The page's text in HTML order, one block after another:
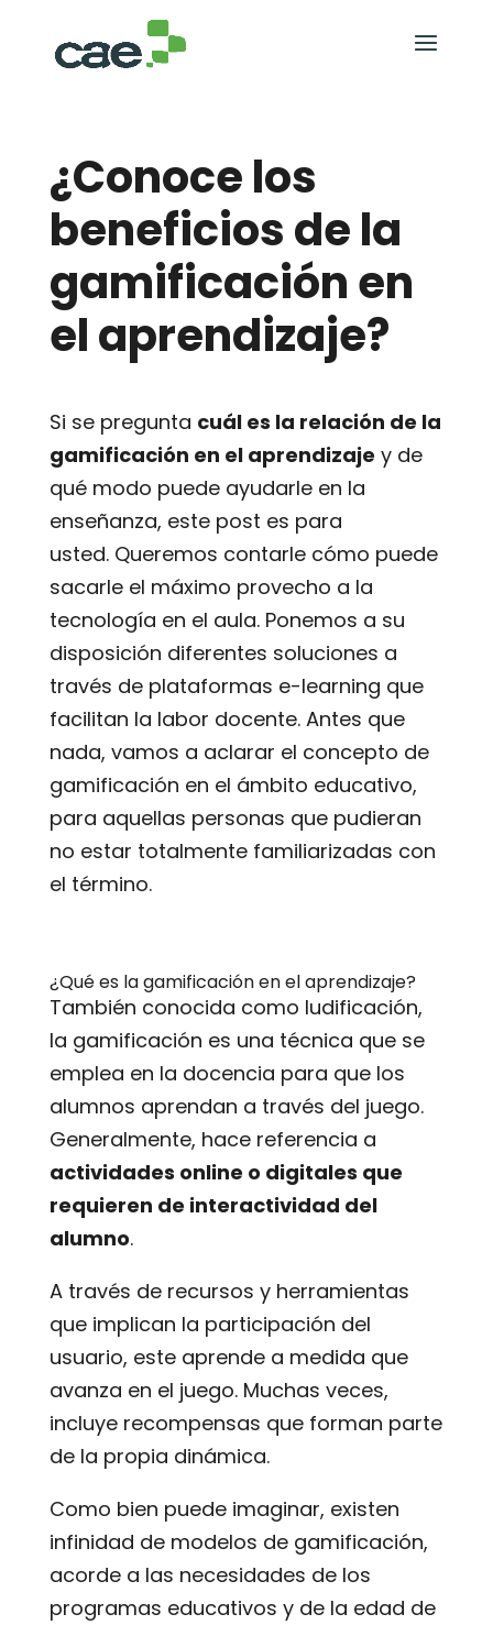
¿Conoce los
beneficios de la
gamificación en
el aprendizaje?
Si se pregunta cuál es la relación de la
gamificación en el aprendizaje y de
qué modo puede ayudarle en la
enseñanza, este post es para
usted. Queremos contarle cómo puede
sacarle el máximo provecho a la
tecnología en el aula. Ponemos a su
disposición diferentes soluciones a
través de plataformas e-learning que
facilitan la labor docente. Antes que
nada, vamos a aclarar el concepto de
gamificación en el ámbito educativo,
para aquellas personas que pudieran
no estar totalmente familiarizadas con
el término.
¿Qué es la gamificación en el aprendizaje?
También conocida como ludificación,
la gamificación es una técnica que se
emplea en la docencia para que los
alumnos aprendan a través del juego.
Generalmente, hace referencia a
actividades online o digitales que
requieren de interactividad del
alumno.
A través de recursos y herramientas
que implican la participación del
usuario, este aprende a medida que
avanza en el juego. Muchas veces,
incluye recompensas que forman parte
de la propia dinámica.
Como bien puede imaginar, existen
infinidad de modelos de gamificación,
acorde a las necesidades de los
programas educativos y de la edad de